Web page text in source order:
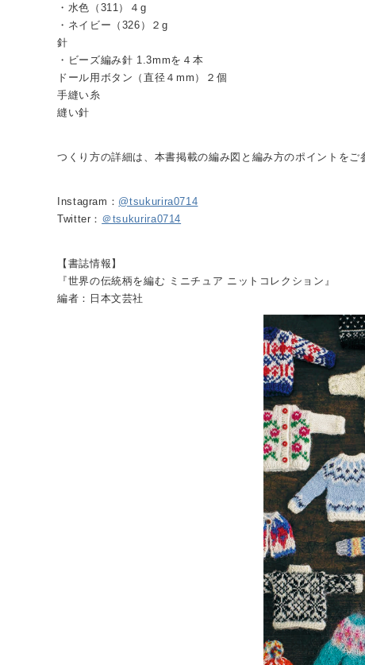
・水色（311）４g
・ネイビー（326）２g
針
・ビーズ編み針 1.3mmを４本
ドール用ボタン（直径４mm）２個
手縫い糸
縫い針
つくり方の詳細は、本書掲載の編み図と編み方のポイントをご
Instagram： @tsukurira0714
Twitter： ＠tsukurira0714
【書誌情報】
『世界の伝統柄を編む ミニチュア ニットコレクション』
編者：日本文芸社